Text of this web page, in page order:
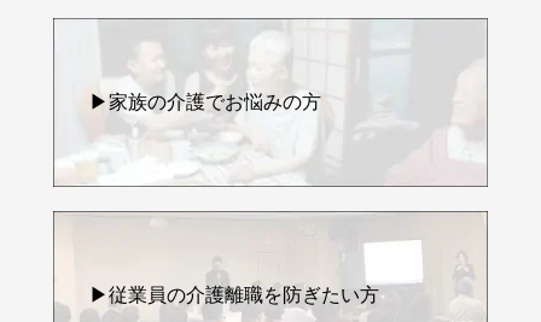
▶家族の介護でお悩みの方
▶従業員の介護離職を防ぎたい方